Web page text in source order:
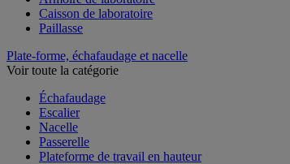
Caisson de laboratoire
Paillasse
Plate-forme, échafaudage et nacelle
Voir toute la catégorie
Échafaudage
Escalier
Nacelle
Passerelle
Plateforme de travail en hauteur